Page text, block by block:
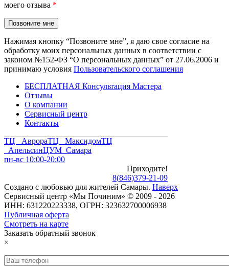
моего отзыва *
Нажимая кнопку “Позвоните мне”, я даю свое согласие на
обработку моих персональных данных в соответствии с
законом №152-ФЗ “О персональных данных” от 27.06.2006 и
принимаю условия Пользовательского соглашения
БЕСПЛАТНАЯ Консультация Мастера
Отзывы
О компании
Сервисный центр
Контакты
ТЦ АврораТЦ МаксидомТЦ
АпельсинЦУМ Самара
пн-вс 10:00-20:00
Приходите!
8(846)379-21-09
Создано с любовью для жителей Самары. Наверх
Сервисный центр «Мы Починим» © 2009 - 2026
ИНН: 631220223338, ОГРН: 323632700006938
Публичная оферта
Смотреть на карте
Заказать обратный звонок
×